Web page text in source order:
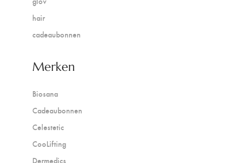
hair
cadeaubonnen
Merken
Biosana
Cadeaubonnen
Celestetic
CooLifting
Dermedics